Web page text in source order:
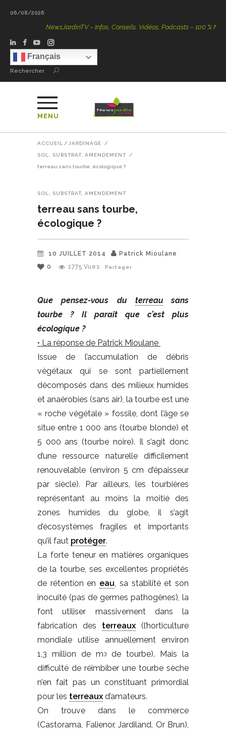
06/08/2026
NewsJardinTV – Infos, Conseils, Vidéos, Podcasts – 100 % Nature
Français
Rechercher
MENU
ACCUEIL / JARDINAGE /
SOL, SUBSTRAT, AMENDEMENT /
terreau sans tourbe, écologique ?
SOL, SUBSTRAT, AMENDEMENT
terreau sans tourbe,
écologique ?
10 JUILLET 2014
Patrick Mioulane
0
1775 Vues Partager
Que pensez-vous du terreausans
tourbe ? Il paraît que c’est plus
écologique ?
• La réponse de Patrick Mioulane
Issue de l’accumulation de débris
végétaux qui se sont partiellement
décomposés dans des milieux humides
et anaérobies (sans air), la tourbe est une
« roche végétale » fossile, dont l’âge se
situe entre 1 000 ans (tourbe blonde) et
5 000 ans (tourbe noire). Il s’agit donc
d’une ressource naturelle difficilement
renouvelable (environ 5 cm d’épaisseur
par siècle). Par ailleurs, les tourbières
représentant au moins la moitié des
zones humides du globe, il s’agit
d’écosystèmes fragiles et importants
qu’il faut protéger.
La forte teneur en matières organiques
de la tourbe, ses excellentes propriétés
de rétention en eau , sa stabilité et son
inocuité (pas de germes pathogènes), la
font utiliser massivement dans la
fabrication des terreaux (l’horticulture
mondiale utilise annuellement environ
1,3 million de m3
de tourbe). Mais la
difficulté de réimbiber une tourbe sèche
n’en fait pas un constituant primordial
pour les terreaux d’amateurs.
On trouve dans le commerce
(Castorama, Falienor, Jardiland, Or Brun),